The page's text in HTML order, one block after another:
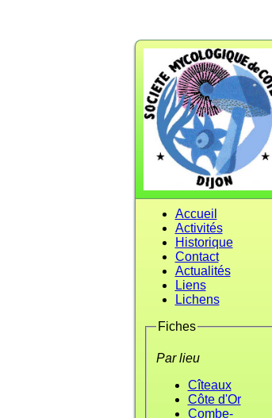
Accueil
Activités
Historique
Contact
Actualités
Liens
Lichens
Fiches
Par lieu
Cîteaux
Côte d'Or
Combe-